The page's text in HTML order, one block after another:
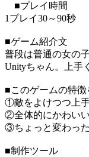
■プレイ時間
1プレイ30～90秒
■ゲーム紹介文
普段は普通の女の
Unityちゃん。上手
■このゲームの特
①敵をよけつつ上
②全体的にかわい
③ちょっと変わっ
■制作ツール